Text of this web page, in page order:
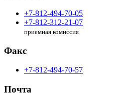
+7-812-494-70-05
+7-812-312-21-07
приемная комиссия
Факс
+7-812-494-70-57
Почта